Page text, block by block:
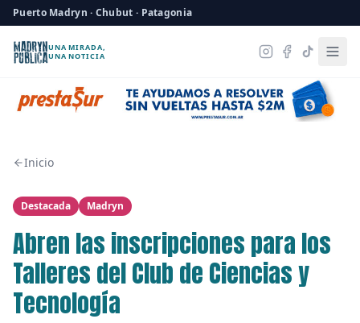
Puerto Madryn · Chubut · Patagonia
UNA MIRADA,
UNA NOTICIA
Inicio
Destacada Madryn
Abren las inscripciones para los
Talleres del Club de Ciencias y
Tecnología